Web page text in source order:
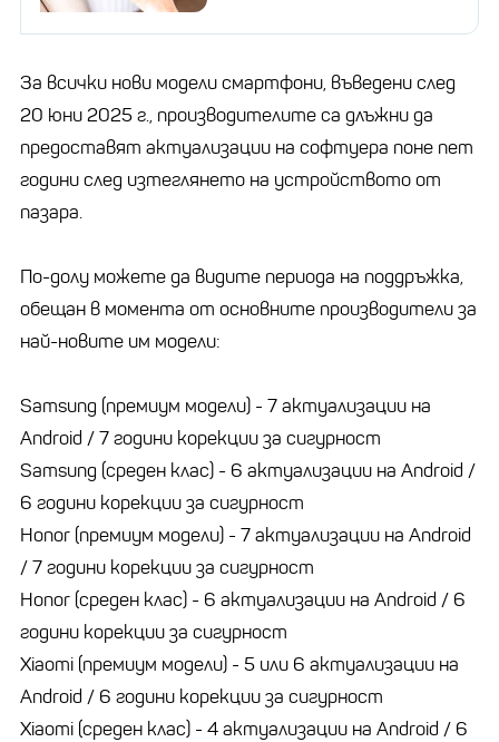
За всички нови модели смартфони, въведени след
20 юни 2025 г., производителите са длъжни да
предоставят актуализации на софтуера поне пет
години след изтеглянето на устройството от
пазара.
По-долу можете да видите периода на поддръжка,
обещан в момента от основните производители за
най-новите им модели:
Samsung (премиум модели) - 7 актуализации на
Android / 7 години корекции за сигурност
Samsung (среден клас) - 6 актуализации на Android /
6 години корекции за сигурност
Honor (премиум модели) - 7 актуализации на Android
/ 7 години корекции за сигурност
Honor (среден клас) - 6 актуализации на Android / 6
години корекции за сигурност
Xiaomi (премиум модели) - 5 или 6 актуализации на
Android / 6 години корекции за сигурност
Xiaomi (среден клас) - 4 актуализации на Android / 6